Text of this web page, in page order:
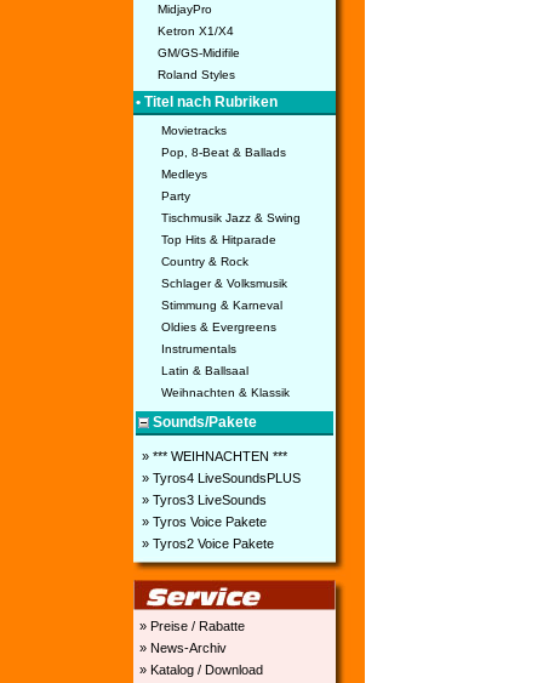
MidjayPro
Ketron X1/X4
GM/GS-Midifile
Roland Styles
• Titel nach Rubriken
Movietracks
Pop, 8-Beat & Ballads
Medleys
Party
Tischmusik Jazz & Swing
Top Hits & Hitparade
Country & Rock
Schlager & Volksmusik
Stimmung & Karneval
Oldies & Evergreens
Instrumentals
Latin & Ballsaal
Weihnachten & Klassik
Sounds/Pakete
» *** WEIHNACHTEN ***
» Tyros4 LiveSoundsPLUS
» Tyros3 LiveSounds
» Tyros Voice Pakete
» Tyros2 Voice Pakete
» Preise / Rabatte
» News-Archiv
» Katalog / Download